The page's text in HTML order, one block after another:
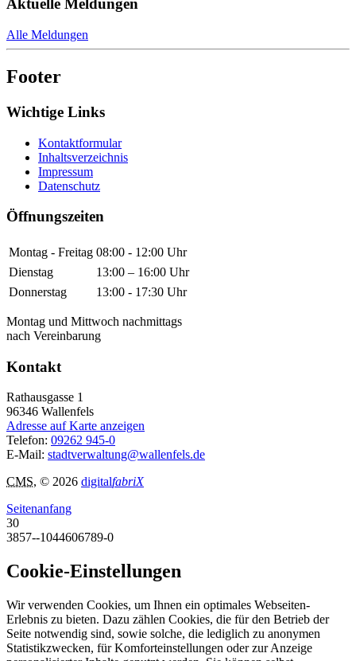
Aktuelle Meldungen
Alle Meldungen
Footer
Wichtige Links
Kontaktformular
Inhaltsverzeichnis
Impressum
Datenschutz
Öffnungszeiten
Montag - Freitag 08:00 - 12:00 Uhr
Dienstag
13:00 – 16:00 Uhr
Donnerstag
13:00 - 17:30 Uhr
Montag und Mittwoch nachmittags
nach Vereinbarung
Kontakt
Rathausgasse 1
96346 Wallenfels
Adresse auf Karte anzeigen
Telefon: 09262 945-0
E-Mail: stadtverwaltung@wallenfels.de
CMS, © 2026 digitalfabriX
Seitenanfang
30
3857--1044606789-0
Cookie-Einstellungen
Wir verwenden Cookies, um Ihnen ein optimales Webseiten-
Erlebnis zu bieten. Dazu zählen Cookies, die für den Betrieb der
Seite notwendig sind, sowie solche, die lediglich zu anonymen
Statistikzwecken, für Komforteinstellungen oder zur Anzeige